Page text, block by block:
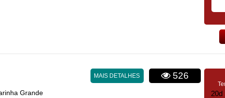
526
MAIS DETALHES
Grande 20d